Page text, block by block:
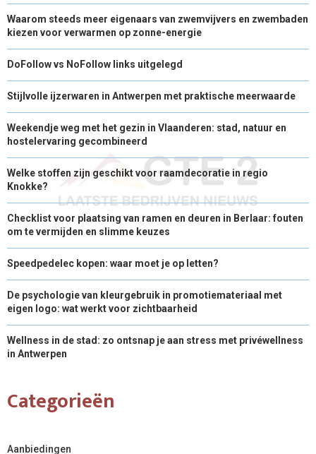
Waarom steeds meer eigenaars van zwemvijvers en zwembaden
kiezen voor verwarmen op zonne-energie
DoFollow vs NoFollow links uitgelegd
Stijlvolle ijzerwaren in Antwerpen met praktische meerwaarde
Weekendje weg met het gezin in Vlaanderen: stad, natuur en
hostelervaring gecombineerd
Welke stoffen zijn geschikt voor raamdecoratie in regio
Knokke?
Checklist voor plaatsing van ramen en deuren in Berlaar: fouten
om te vermijden en slimme keuzes
Speedpedelec kopen: waar moet je op letten?
De psychologie van kleurgebruik in promotiemateriaal met
eigen logo: wat werkt voor zichtbaarheid
Wellness in de stad: zo ontsnap je aan stress met privéwellness
in Antwerpen
Categorieën
Aanbiedingen